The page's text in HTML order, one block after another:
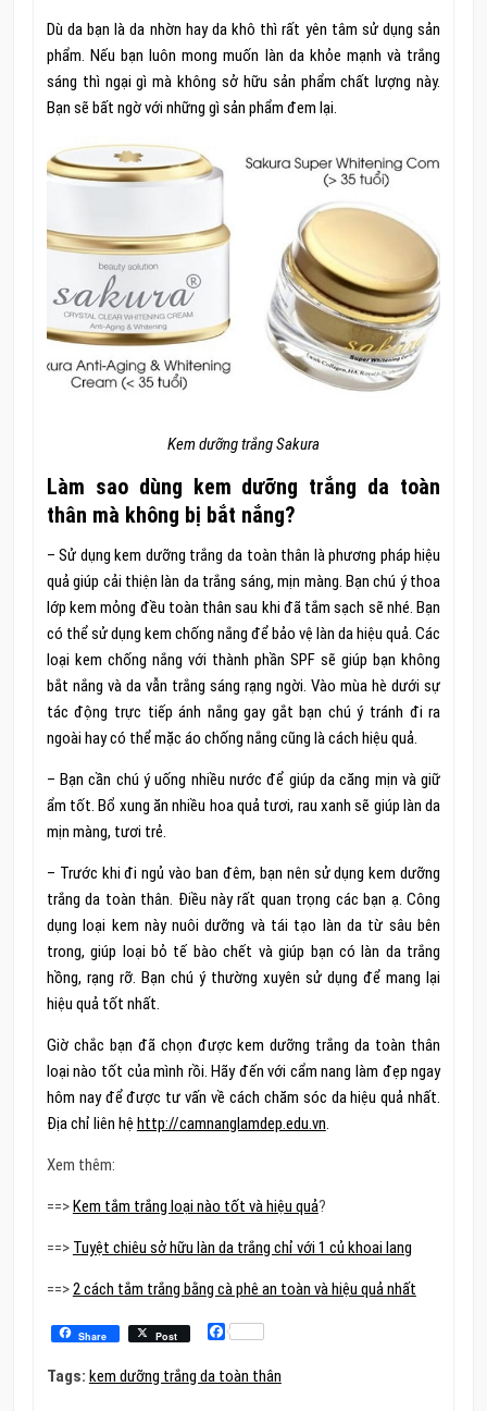
Dù da bạn là da nhờn hay da khô thì rất yên tâm sử dụng sản
phẩm. Nếu bạn luôn mong muốn làn da khỏe mạnh và trắng
sáng thì ngại gì mà không sở hữu sản phẩm chất lượng này.
Bạn sẽ bất ngờ với những gì sản phẩm đem lại.
Kem dưỡng trắng Sakura
Làm sao dùng kem dưỡng trắng da toàn
thân mà không bị bắt nắng?
– Sử dụng kem dưỡng trắng da toàn thân là phương pháp hiệu
quả giúp cải thiện làn da trắng sáng, mịn màng. Bạn chú ý thoa
lớp kem mỏng đều toàn thân sau khi đã tắm sạch sẽ nhé. Bạn
có thể sử dụng kem chống nắng để bảo vệ làn da hiệu quả. Các
loại kem chống nắng với thành phần SPF sẽ giúp bạn không
bắt nắng và da vẫn trắng sáng rạng ngời. Vào mùa hè dưới sự
tác động trực tiếp ánh nắng gay gắt bạn chú ý tránh đi ra
ngoài hay có thể mặc áo chống nắng cũng là cách hiệu quả.
– Bạn cần chú ý uống nhiều nước để giúp da căng mịn và giữ
ẩm tốt. Bổ xung ăn nhiều hoa quả tươi, rau xanh sẽ giúp làn da
mịn màng, tươi trẻ.
– Trước khi đi ngủ vào ban đêm, bạn nên sử dụng kem dưỡng
trắng da toàn thân. Điều này rất quan trọng các bạn ạ. Công
dụng loại kem này nuôi dưỡng và tái tạo làn da từ sâu bên
trong, giúp loại bỏ tế bào chết và giúp bạn có làn da trắng
hồng, rạng rỡ. Bạn chú ý thường xuyên sử dụng để mang lại
hiệu quả tốt nhất.
Giờ chắc bạn đã chọn được kem dưỡng trắng da toàn thân
loại nào tốt của mình rồi. Hãy đến với cẩm nang làm đẹp ngay
hôm nay để được tư vấn về cách chăm sóc da hiệu quả nhất.
Địa chỉ liên hệ http://camnanglamdep.edu.vn.
Xem thêm:
==>Kem tắm trắng loại nào tốt và hiệu quả?
==> Tuyệt chiêu sở hữu làn da trắng chỉ với 1 củ khoai lang
==>2 cách tắm trắng bằng cà phê an toàn và hiệu quả nhất
Share Post Facebook
Tags: kem dưỡng trắng da toàn thân